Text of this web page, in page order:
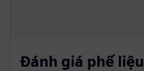
Đánh giá phế liệu